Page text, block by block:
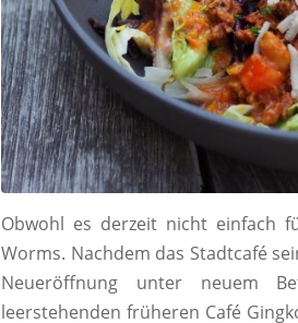
Obwohl es derzeit nicht einfach
Worms. Nachdem das Stadtcafé
Neueröffnung unter neuem
leerstehenden früheren Café